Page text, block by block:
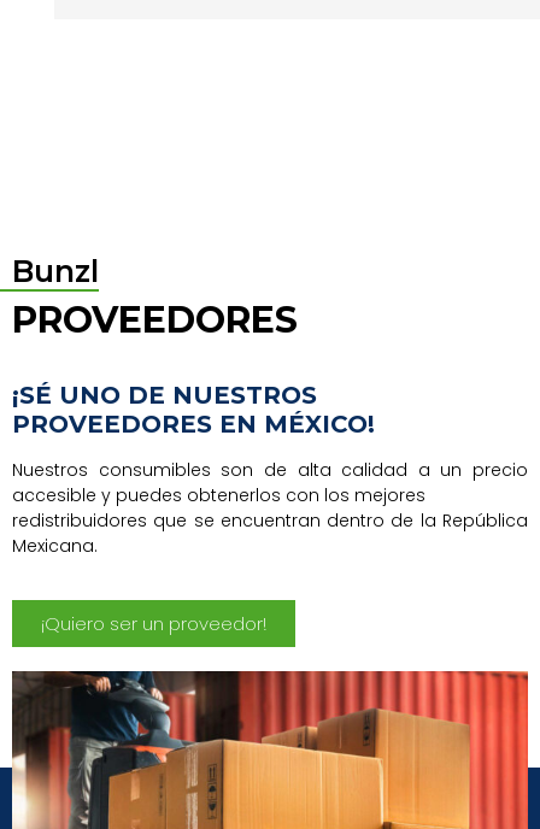
Bunzl
PROVEEDORES
¡SÉ UNO DE NUESTROS
PROVEEDORES EN MÉXICO!
Nuestros consumibles son de alta calidad a un precio
accesible y puedes obtenerlos con los mejores
redistribuidores que se encuentran dentro de la República
Mexicana.
¡Quiero ser un proveedor!